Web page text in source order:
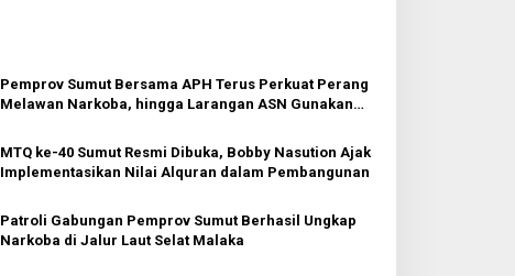
Pemprov Sumut Bersama APH Terus Perkuat Perang
Melawan Narkoba, hingga Larangan ASN Gunakan
MTQ ke-40 Sumut Resmi Dibuka, Bobby Nasution Ajak
Implementasikan Nilai Alquran dalam Pembangunan
Patroli Gabungan Pemprov Sumut Berhasil Ungkap
Narkoba di Jalur Laut Selat Malaka